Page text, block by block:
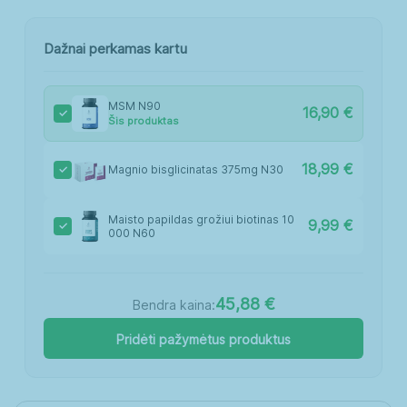
Dažnai perkamas kartu
MSM N90
Šis produktas 16,90 €
Magnio bisglicinatas 375mg N30 18,99 €
Maisto papildas grožiui biotinas 10
000 N60
9,99 €
Bendra kaina:45,88 €
Pridėti pažymėtus produktus